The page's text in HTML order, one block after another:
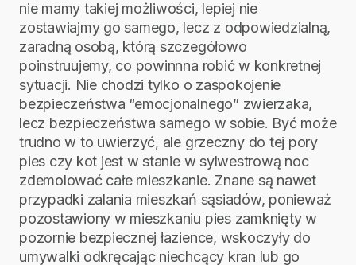
nie mamy takiej możliwości, lepiej nie
zostawiajmy go samego, lecz z odpowiedzialną,
zaradną osobą, którą szczegółowo
poinstruujemy, co powinnna robić w konkretnej
sytuacji. Nie chodzi tylko o zaspokojenie
bezpieczeństwa “emocjonalnego” zwierzaka,
lecz bezpieczeństwa samego w sobie. Być może
trudno w to uwierzyć, ale grzeczny do tej pory
pies czy kot jest w stanie w sylwestrową noc
zdemolować całe mieszkanie. Znane są nawet
przypadki zalania mieszkań sąsiadów, ponieważ
pozostawiony w mieszkaniu pies zamknięty w
pozornie bezpiecznej łazience, wskoczyły do
umywalki odkręcając niechcący kran lub go